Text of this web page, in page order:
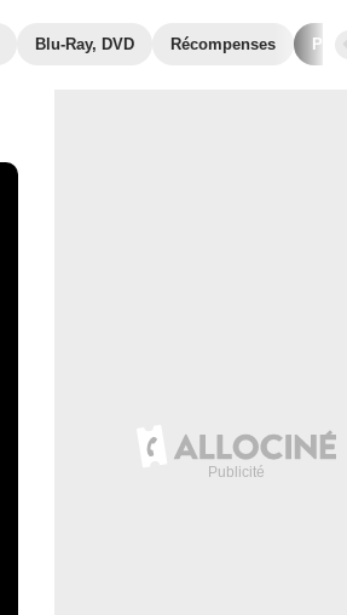
Blu-Ray, DVD Récompenses